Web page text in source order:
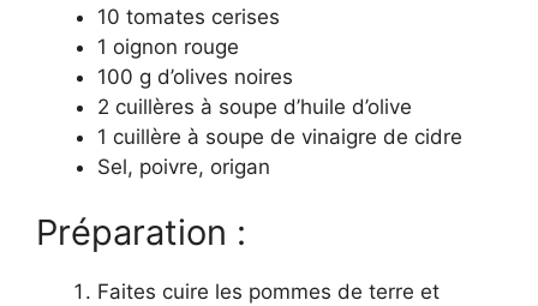
10 tomates cerises
1 oignon rouge
100 g d’olives noires
2 cuillères à soupe d’huile d’olive
1 cuillère à soupe de vinaigre de cidre
Sel, poivre, origan
Préparation :
Faites cuire les pommes de terre et